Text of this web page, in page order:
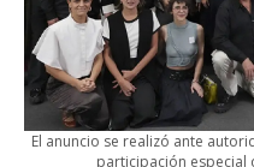
El anuncio se realizó ante
participación especial